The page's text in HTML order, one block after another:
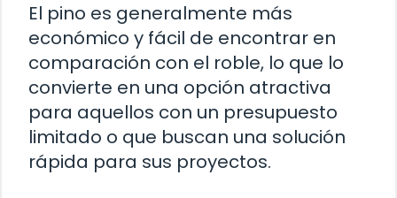
El pino es generalmente más
económico y fácil de encontrar en
comparación con el roble, lo que lo
convierte en una opción atractiva
para aquellos con un presupuesto
limitado o que buscan una solución
rápida para sus proyectos.